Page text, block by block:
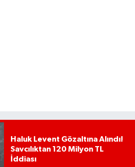
Haluk Levent Gözaltına Alındı!
Savcılıktan 120 Milyon TL
İddiası